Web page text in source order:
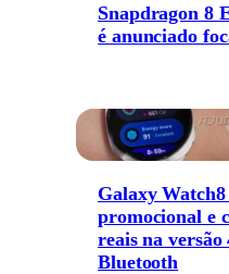
Snapdragon 8
é anunciado
Galaxy
promocional e
reais na versão
Bluetooth